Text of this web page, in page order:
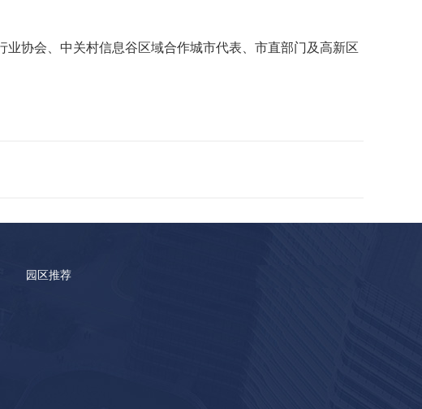
协会、中关村信息谷区域合作城市代表、市直部门及高新区
园区推荐